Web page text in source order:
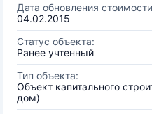
Дата обновления
04.02.2015
Статус объекта:
Ранее учтенный
Тип объекта:
Объект капитального
дом)